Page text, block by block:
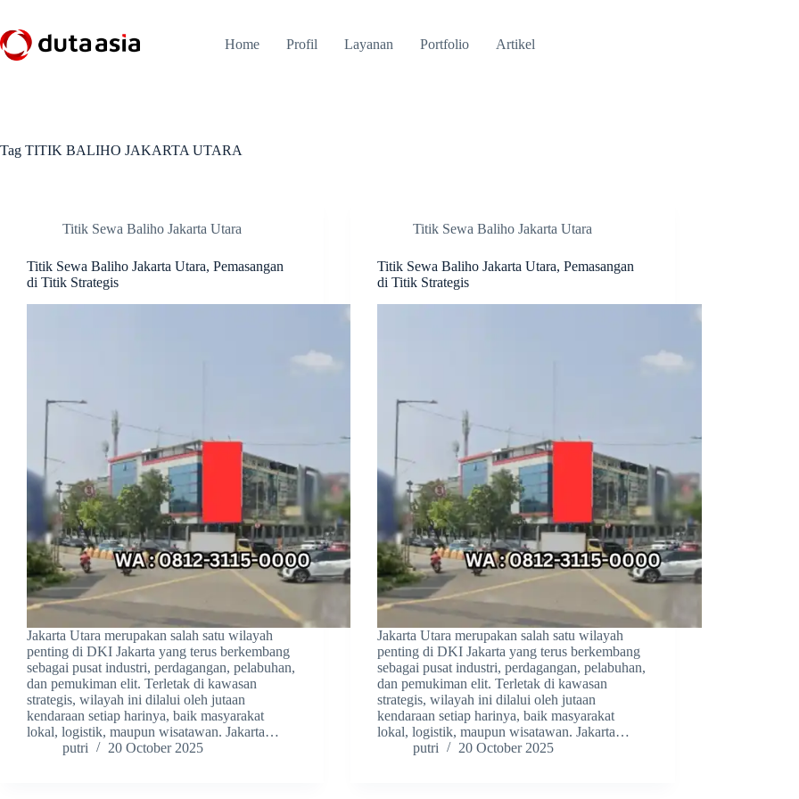
content
Home Profil Layanan Portfolio Artikel
Tag TITIK BALIHO JAKARTA UTARA
Titik Sewa Baliho Jakarta Utara
Titik Sewa Baliho Jakarta Utara, Pemasangan
di Titik Strategis
Jakarta Utara merupakan salah satu wilayah
penting di DKI Jakarta yang terus berkembang
sebagai pusat industri, perdagangan, pelabuhan,
dan pemukiman elit. Terletak di kawasan
strategis, wilayah ini dilalui oleh jutaan
kendaraan setiap harinya, baik masyarakat
lokal, logistik, maupun wisatawan. Jakarta…
putri
20 October 2025
Titik Sewa Baliho Jakarta Utara
Titik Sewa Baliho Jakarta Utara, Pemasangan
di Titik Strategis
Jakarta Utara merupakan salah satu wilayah
penting di DKI Jakarta yang terus berkembang
sebagai pusat industri, perdagangan, pelabuhan,
dan pemukiman elit. Terletak di kawasan
strategis, wilayah ini dilalui oleh jutaan
kendaraan setiap harinya, baik masyarakat
lokal, logistik, maupun wisatawan. Jakarta…
putri
20 October 2025